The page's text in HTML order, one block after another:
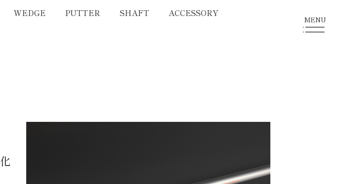
WEDGE PUTTER SHAFT ACCESSORY